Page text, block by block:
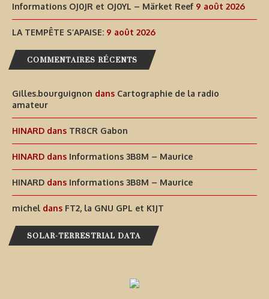
Informations OJ0JR et OJ0YL – Märket Reef 9 août 2026
LA TEMPÊTE S’APAISE: 9 août 2026
COMMENTAIRES RÉCENTS
Gilles.bourguignon dans Cartographie de la radio
amateur
HINARD dans TR8CR Gabon
HINARD dans Informations 3B8M – Maurice
HINARD dans Informations 3B8M – Maurice
michel dans FT2, la GNU GPL et K1JT
SOLAR-TERRESTRIAL DATA